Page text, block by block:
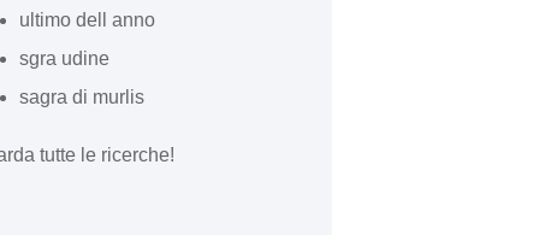
ultimo dell anno
sgra udine
sagra di murlis
tutte le ricerche!